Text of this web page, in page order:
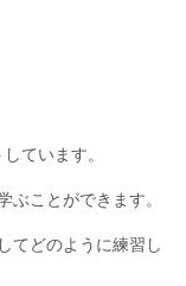
ています。
ぶことができます。
てどのように練習し